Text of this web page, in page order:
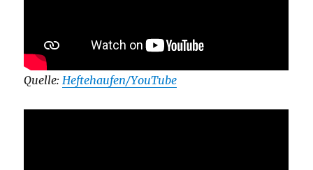
Quelle: Heftehaufen/YouTube